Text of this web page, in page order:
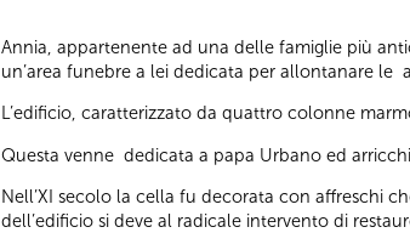
Annia, appartenente ad una delle famiglie più
un’area funebre a lei dedicata per allontanare le
L’edificio, caratterizzato da quattro colonne
Questa venne dedicata a papa Urbano ed
Nell’XI secolo la cella fu decorata con affreschi
dell’edificio si deve al radicale intervento di